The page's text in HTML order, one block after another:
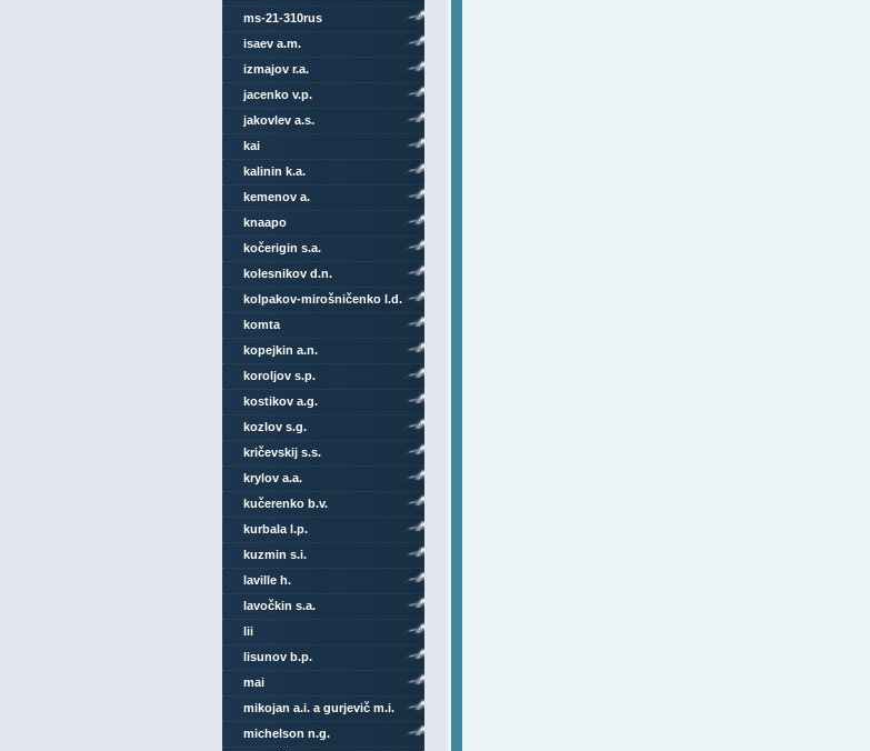
ms-21-310rus
isaev a.m.
izmajov r.a.
jacenko v.p.
jakovlev a.s.
kai
kalinin k.a.
kemenov a.
knaapo
kočerigin s.a.
kolesnikov d.n.
kolpakov-mirošničenko l.d.
komta
kopejkin a.n.
koroljov s.p.
kostikov a.g.
kozlov s.g.
kričevskij s.s.
krylov a.a.
kučerenko b.v.
kurbala l.p.
kuzmin s.i.
laville h.
lavočkin s.a.
lii
lisunov b.p.
mai
mikojan a.i. a gurjevič m.i.
michelson n.g.